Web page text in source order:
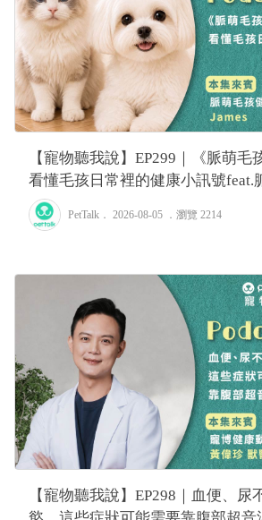
【寵物聽我說】EP299｜《脈萌毛
看懂毛孩日常裡的健康小訊號feat.
PetTalk ． 2026-08-05 ． 瀏覽 2214
【寵物聽我說】EP298｜血便、尿